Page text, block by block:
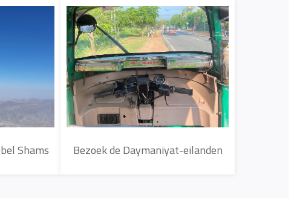
Shams Bezoek de Daymaniyat-eilanden